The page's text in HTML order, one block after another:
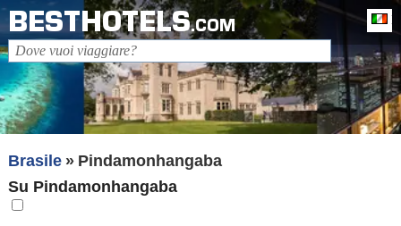
BESTHOTELS.COM
Brasile
Pindamonhangaba
Su Pindamonhangaba